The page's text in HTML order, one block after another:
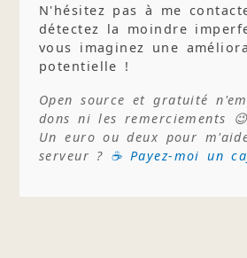
N'hésitez pas à me
détectez la moindre
vous imaginez une
potentielle !
Open source et gratuité
dons ni les remerciements 😉
Un euro ou deux pour
serveur ? ☕ Payez-moi un